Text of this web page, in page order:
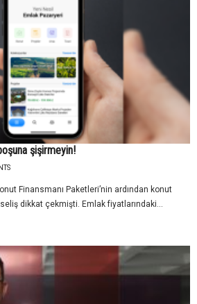
şişirmeyin!
Finansmanı Paketleri’nin ardından konut
dikkat çekmişti. Emlak fiyatlarındaki...